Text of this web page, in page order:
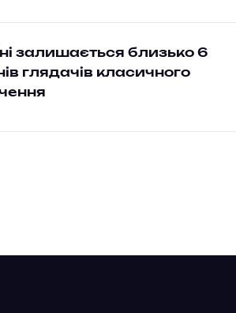
залишається близько 6
глядачів класичного